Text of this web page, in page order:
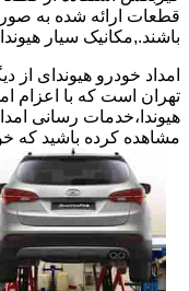
قطعات ارائه شده به
باشند.,مکانیک سیار
امداد خودرو هیوندای
تهران است که با اعزام
هیوندا،خدمات رسانی
مشاهده کرده باشید که